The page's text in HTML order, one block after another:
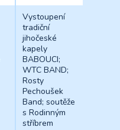
Vystoupení
tradiční
jihočeské
kapely
BABOUCI;
WTC BAND;
Rosty
Pechoušek
Band; soutěže
s Rodinným
stříbrem